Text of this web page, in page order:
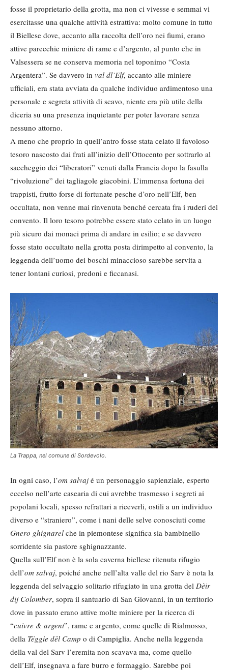
fosse il proprietario della grotta, ma non ci vivesse e semmai vi
esercitasse una qualche attività estrattiva: molto comune in tutto
il Biellese dove, accanto alla raccolta dell’oro nei fiumi, erano
attive parecchie miniere di rame e d’argento, al punto che in
Valsessera se ne conserva memoria nel toponimo “Costa
Argentera”. Se davvero in val dl’Elf, accanto alle miniere
ufficiali, era stata avviata da qualche individuo ardimentoso una
personale e segreta attività di scavo, niente era più utile della
diceria su una presenza inquietante per poter lavorare senza
nessuno attorno.
A meno che proprio in quell’antro fosse stata celato il favoloso
tesoro nascosto dai frati all’inizio dell’Ottocento per sottrarlo al
saccheggio dei “liberatori” venuti dalla Francia dopo la fasulla
“rivoluzione” dei tagliagole giacobini. L’immensa fortuna dei
trappisti, frutto forse di fortunate pesche d’oro nell’Elf, ben
occultata, non venne mai rinvenuta benché cercata fra i ruderi del
convento. Il loro tesoro potrebbe essere stato celato in un luogo
più sicuro dai monaci prima di andare in esilio; e se davvero
fosse stato occultato nella grotta posta dirimpetto al convento, la
leggenda dell’uomo dei boschi minaccioso sarebbe servita a
tener lontani curiosi, predoni e ficcanasi.
La Trappa, nel comune di Sordevolo.
In ogni caso, l’om salvajé un personaggio sapienziale, esperto
eccelso nell’arte casearia di cui avrebbe trasmesso i segreti ai
popolani locali, spesso refrattari a riceverli, ostili a un individuo
diverso e “straniero”, come i nani delle selve conosciuti come
Gnero ghignarel che in piemontese significa sia bambinello
sorridente sia pastore sghignazzante.
Quella sull’Elf non è la sola caverna biellese ritenuta rifugio
dell’om salvaj, poiché anche nell’alta valle del rio Sarv è nota la
leggenda del selvaggio solitario rifugiato in una grotta del Dèir
dij Colomber, sopra il santuario di San Giovanni, in un territorio
dove in passato erano attive molte miniere per la ricerca di
“cuivre & argent”, rame e argento, come quelle di Rialmosso,
della Tëggie dël Camp o di Campiglia. Anche nella leggenda
della val del Sarv l’eremita non scavava ma, come quello
dell’Elf, insegnava a fare burro e formaggio. Sarebbe poi